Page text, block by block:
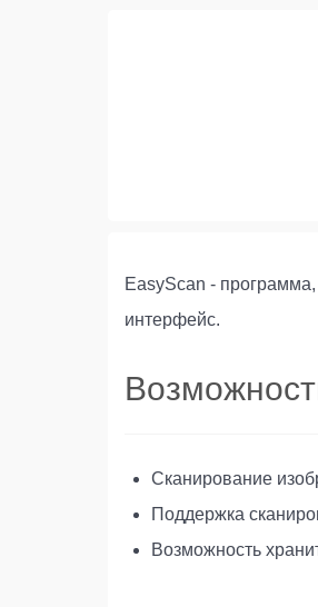
EasyScan -
интерфейс.
Сканирование
Поддержка
Возможность